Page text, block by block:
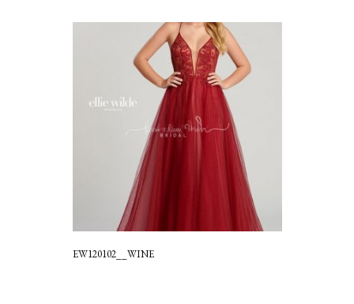
EW120102__WINE